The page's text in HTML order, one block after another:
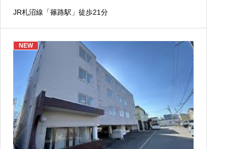
JR札沼線「篠路駅」徒歩21分
NEW